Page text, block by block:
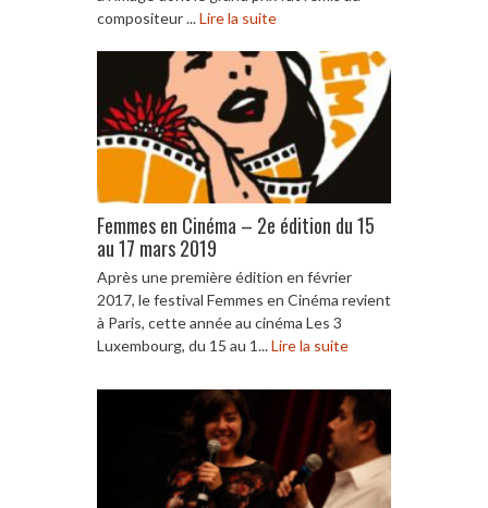
compositeur ...Lire la suite
Femmes en Cinéma – 2e édition du 15
au 17 mars 2019
Après une première édition en février
2017, le festival Femmes en Cinéma revient
à Paris, cette année au cinéma Les 3
Luxembourg, du 15 au 1...Lire la suite